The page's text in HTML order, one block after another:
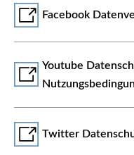
Facebook
Youtube
Twitter